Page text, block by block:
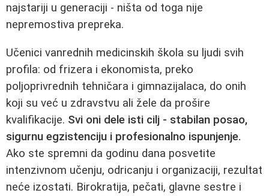
najstariji u generaciji - ništa od toga nije
nepremostiva prepreka.
Učenici vanrednih medicinskih škola su ljudi svih
profila: od frizera i ekonomista, preko
poljoprivrednih tehničara i gimnazijalaca, do onih
koji su već u zdravstvu ali žele da prošire
kvalifikacije. Svi oni dele isti cilj - stabilan posao,
sigurnu egzistenciju i profesionalno ispunjenje.
Ako ste spremni da godinu dana posvetite
intenzivnom učenju, odricanju i organizaciji, rezultat
neće izostati. Birokratija, pečati, glavne sestre i